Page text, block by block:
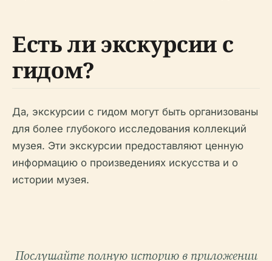
Есть ли экскурсии с
гидом?
Да, экскурсии с гидом могут быть организованы
для более глубокого исследования коллекций
музея. Эти экскурсии предоставляют ценную
информацию о произведениях искусства и о
истории музея.
Послушайте полную историю в приложении